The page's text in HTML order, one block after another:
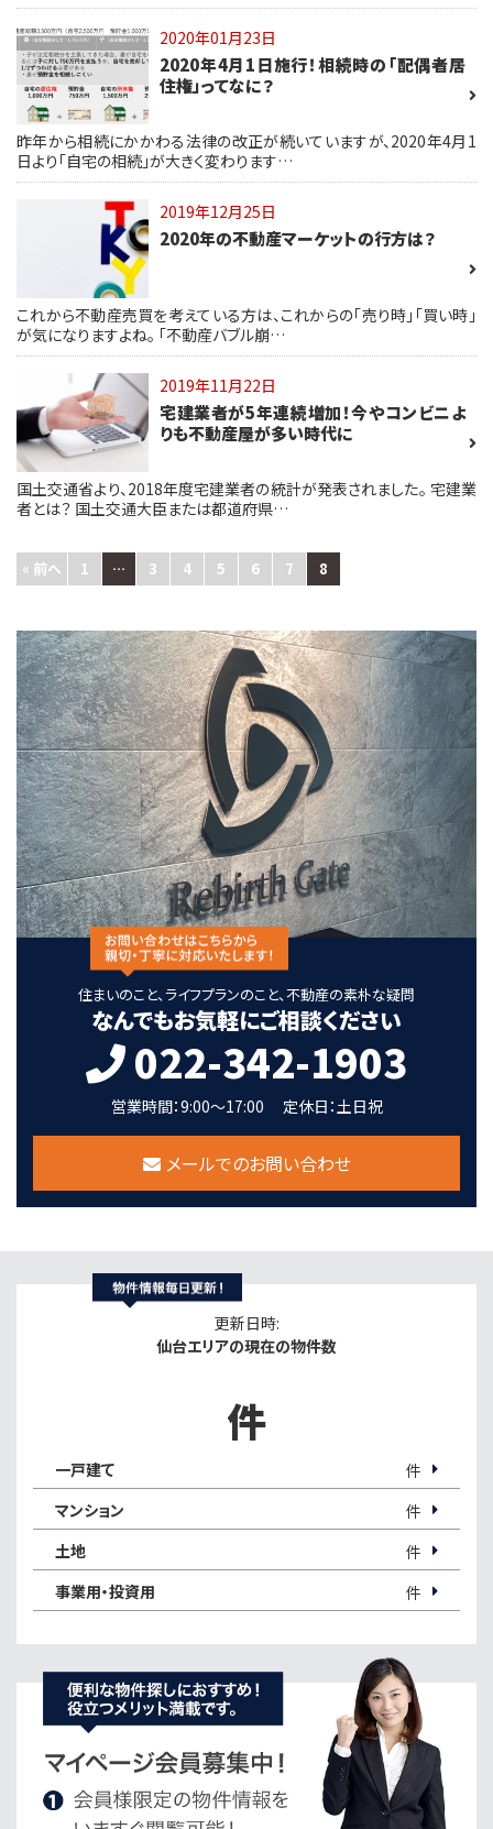
2020年01月23日
2020年4月1日施行！相続時の「配偶者居
住権」ってなに？
昨年から相続にかかわる法律の改正が続いていますが、2020年4月1
日より「自宅の相続」が大きく変わります…
2019年12月25日
2020年の不動産マーケットの行方は？
これから不動産売買を考えている方は、これからの「売り時」「買い時」
が気になりますよね。 「不動産バブル崩…
2019年11月22日
宅建業者が5年連続増加！今やコンビニよ
りも不動産屋が多い時代に
国土交通省より、2018年度宅建業者の統計が発表されました。 宅建業
者とは？ 国土交通大臣または都道府県…
« 前へ 1 … 3 4 5 6 7 8
住まいのこと、ライフプランのこと、不動産の素朴な疑問
なんでもお気軽にご相談ください
022-342-1903
営業時間：9:00～17:00 定休日：土日祝
メールでのお問い合わせ
更新日時:
仙台エリアの現在の物件数
件
一戸建て
件
マンション
件
土地
件
事業用・投資用
件